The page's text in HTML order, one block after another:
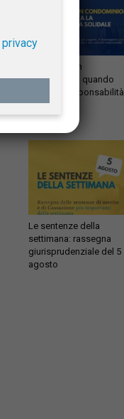
Infiltrazioni in
condominio: quando
scatta la responsabilità
solidale
Le sentenze della
settimana: rassegna
giurisprudenziale del 5
agosto
privacy